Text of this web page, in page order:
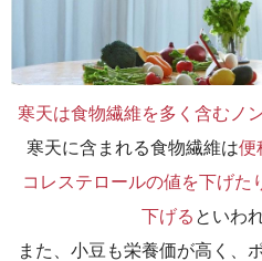
寒天は食物繊維を多く含むノ
寒天に含まれる食物繊維は便
コレステロールの値を下げた
下げる といわ
また、小豆も栄養価が高く、